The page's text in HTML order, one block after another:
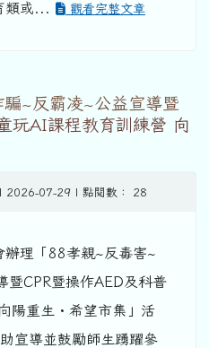
類或...
觀看完整文章
騙~反霸凌~公益宣導暨
玩AI課程教育訓練營 向
| 2026-07-29 | 點閱數： 28
辦理「88孝親~反毒害~
暨CPR暨操作AED及科普
陽重生・希望市集」活
宣導並鼓勵師生踴躍參